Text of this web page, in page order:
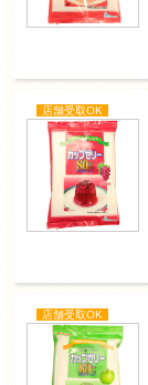
店舗受取OK
店舗受取OK